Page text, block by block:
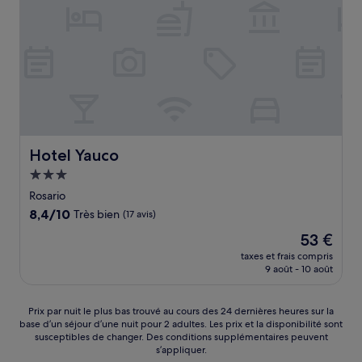
Hotel Yauco
Hotel Yauco
Hébergement
3.0 étoiles
Rosario
8.4
8,4/10 Très bien (17 avis)
Le
nouveau
prix
53 €
53 €
taxes et frais compris
9 août - 10 août
Prix
par
nuit
Prix par nuit le plus bas trouvé au cours des 24 dernières heures sur la
base d’un séjour d’une nuit pour 2 adultes. Les prix et la disponibilité sont
susceptibles de changer. Des conditions supplémentaires peuvent
s’appliquer.